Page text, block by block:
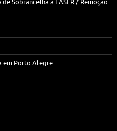
em Porto Alegre